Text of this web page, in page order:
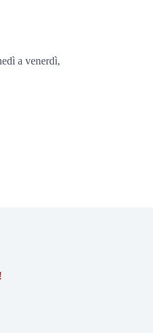
a venerdì,